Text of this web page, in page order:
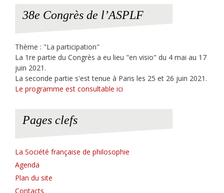
38e Congrès de l’ASPLF
Thème : "La participation"
La 1re partie du Congrès a eu lieu "en visio" du 4 mai au 17
juin 2021.
La seconde partie s'est tenue à Paris les 25 et 26 juin 2021.
Le programme est consultable ici
Pages clefs
La Société française de philosophie
Agenda
Plan du site
Contacts